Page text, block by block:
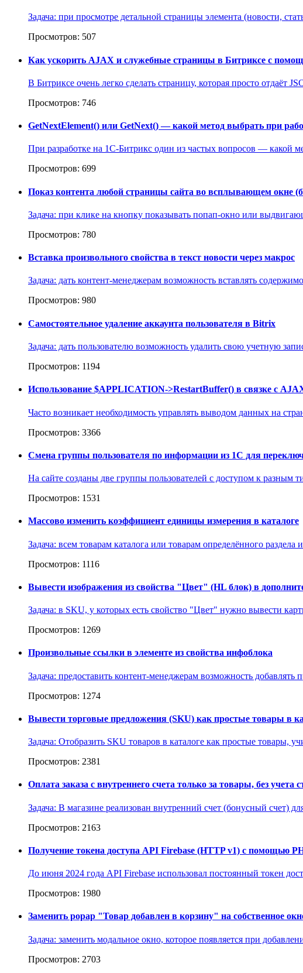
Задача: при просмотре детальной страницы элемента (новости,
Просмотров: 507
Как ускорить AJAX и служебные страницы в Битриксе с
В Битриксе очень легко сделать страницу, которая просто отдаёт
Просмотров: 746
GetNextElement() или GetNext() — какой метод выбрать при
При разработке на 1С-Битрикс один из частых вопросов — какой
Просмотров: 699
Показ контента любой страницы сайта во всплывающем окне
Задача: при клике на кнопку показывать попап-окно или
Просмотров: 780
Вставка произвольного свойства в текст новости через макрос
Задача: дать контент-менеджерам возможность вставлять
Просмотров: 980
Самостоятельное удаление аккаунта пользователя в Bitrix
Задача: дать пользователю возможность удалить свою учетную
Просмотров: 1194
Использование $APPLICATION->RestartBuffer() в связке с
Часто возникает необходимость управлять выводом данных на
Просмотров: 3366
Смена группы пользователя по информации из 1С для
На сайте созданы две группы пользователей с доступом к
Просмотров: 1531
Массово изменить коэффициент единицы измерения в каталоге
Задача: всем товарам каталога или товарам определённого
Просмотров: 1116
Вывести изображения из свойства "Цвет" (HL блок) в
Задача: в SKU, у которых есть свойство "Цвет" нужно вывести
Просмотров: 1269
Произвольные ссылки в элементе из свойства инфоблока
Задача: предоставить контент-менеджерам возможность
Просмотров: 1274
Вывести торговые предложения (SKU) как простые товары в
Задача: Отобразить SKU товаров в каталоге как простые товары,
Просмотров: 2381
Оплата заказа с внутреннего счета только за товары, без учета
Задача: В магазине реализован внутренний счет (бонусный счет)
Просмотров: 2163
Получение токена доступа API Firebase (HTTP v1) с помощью
До июня 2024 года API Firebase использовал постоянный токен
Просмотров: 1980
Заменить popap "Товар добавлен в корзину" на собственное
Задача: заменить модальное окно, которое появляется при
Просмотров: 2703